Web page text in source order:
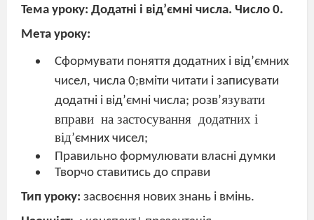
Тема уроку: Додатні і від’ємні числа. Число 0.
Мета уроку:
Сформувати поняття додатних і від’ємних
чисел, числа 0;вміти читати і записувати
додатні і від’ємні числа; розв’язувати
вправи на застосування додатних і
від’ємних чисел;
Правильно формулювати власні думки
Творчо ставитись до справи
Тип уроку: засвоєння нових знань і вмінь.